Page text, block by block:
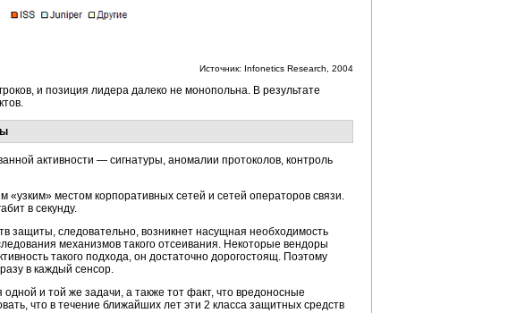
Источник: Infonetics Research, 2004
и позиция лидера далеко не монопольна. В результате
активности — сигнатуры, аномалии протоколов, контроль
местом корпоративных сетей и сетей операторов связи.
в секунду.
защиты, следовательно, возникнет насущная необходимость
механизмов такого отсеивания. Некоторые вендоры
такого подхода, он достаточно дорогостоящ. Поэтому
в каждый сенсор.
и той же задачи, а также тот факт, что вредоносные
что в течение ближайших лет эти 2 класса защитных средств